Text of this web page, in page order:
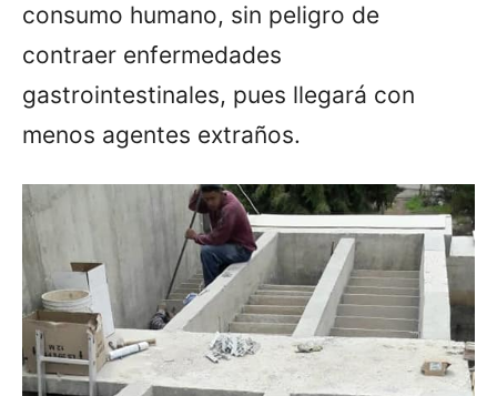
consumo humano, sin peligro de
contraer enfermedades
gastrointestinales, pues llegará con
menos agentes extraños.